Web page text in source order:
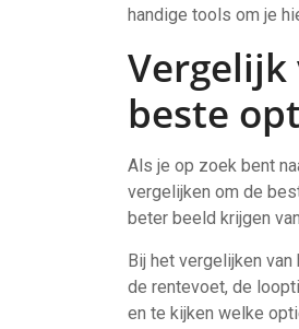
handige tools om je
beste
Als je op zoek bent
vergelijken om de
beter beeld krijgen
Bij het vergelijken
de rentevoet, de
en te kijken welke